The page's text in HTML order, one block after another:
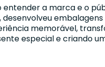
entender a marca e o
desenvolveu embalagens
memorável,
especial e criando